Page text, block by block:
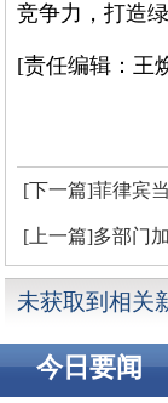
竞争力，打造
[责任编辑：王
[下一篇]菲律宾
鼓励航运公司举
[上一篇]多部门
和
未获取到相关
今日要闻